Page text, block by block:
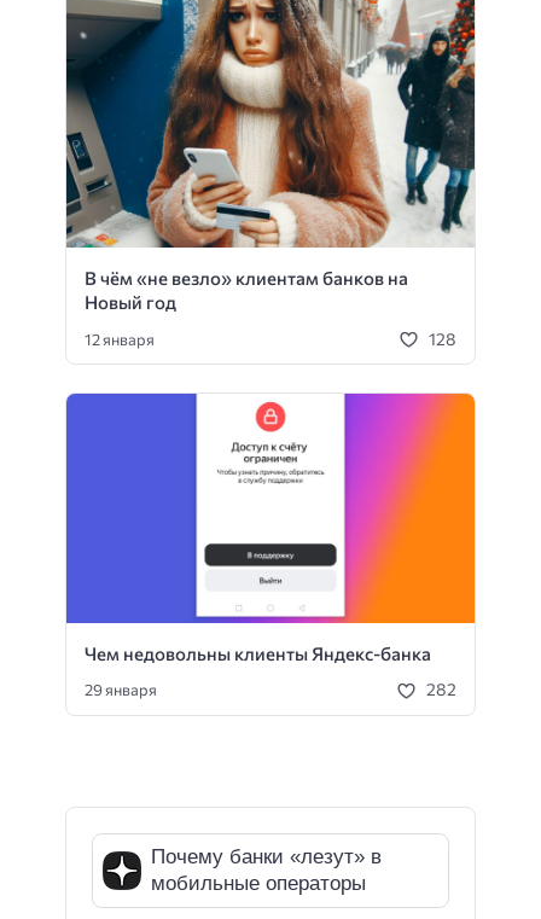
В чём «не везло» клиентам банков на
Новый год
12 января 128
Чем недовольны клиенты Яндекс-банка
29 января 282
Почему банки «лезут» в
мобильные операторы